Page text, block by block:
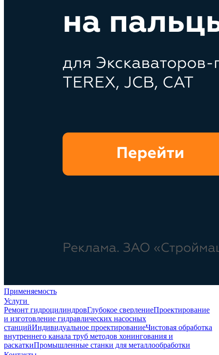
Применяемость
Услуги
Ремонт гидроцилиндровГлубокое сверлениеПроектирование
и изготовление гидравлических насосных
станцийИндивидуальное проектированиеЧистовая обработка
внутреннего канала труб методов хонингования и
раскаткиПромышленные станки для металлообработки